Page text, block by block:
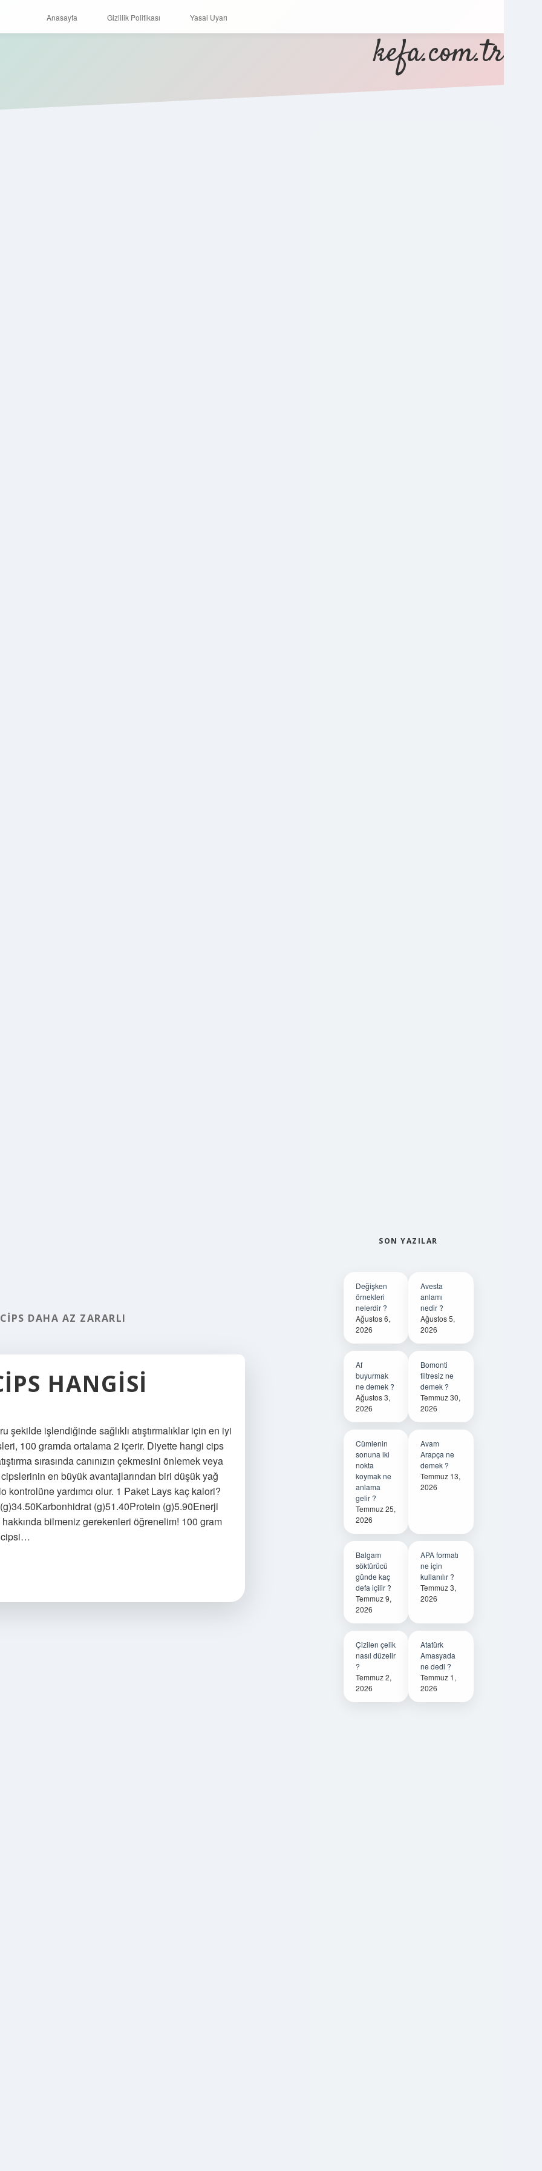
Anasayfa Gizlilik Politikası Yasal Uyarı
kefa.com.tr
DAHA AZ ZARARLI
HANGISI
şekilde işlendiğinde sağlıklı atıştırmalıklar için en iyi
100 gramda ortalama 2 içerir. Diyette hangi cips
sırasında canınızın çekmesini önlemek veya
en büyük avantajlarından biri düşük yağ
kontrolüne yardımcı olur. 1 Paket Lays kaç kalori?
(g)51.40Protein (g)5.90Enerji
bilmeniz gerekenleri öğrenelim! 100 gram
cipsi…
SON YAZILAR
Değişken
örnekleri
nelerdir ?
Ağustos 6,
2026
Avesta
anlamı
nedir ?
Ağustos 5,
2026
Af
buyurmak
ne demek ?
Ağustos 3,
2026
Bomonti
filtresiz ne
demek ?
Temmuz 30,
2026
Cümlenin
sonuna iki
nokta
koymak ne
anlama
gelir ?
Temmuz 25,
2026
Avam
Arapça ne
demek ?
Temmuz 13,
2026
Balgam
söktürücü
günde kaç
defa içilir ?
Temmuz 9,
2026
APA formatı
ne için
kullanılır ?
Temmuz 3,
2026
Çizilen çelik
nasıl düzelir
?
Temmuz 2,
2026
Atatürk
Amasyada
ne dedi ?
Temmuz 1,
2026